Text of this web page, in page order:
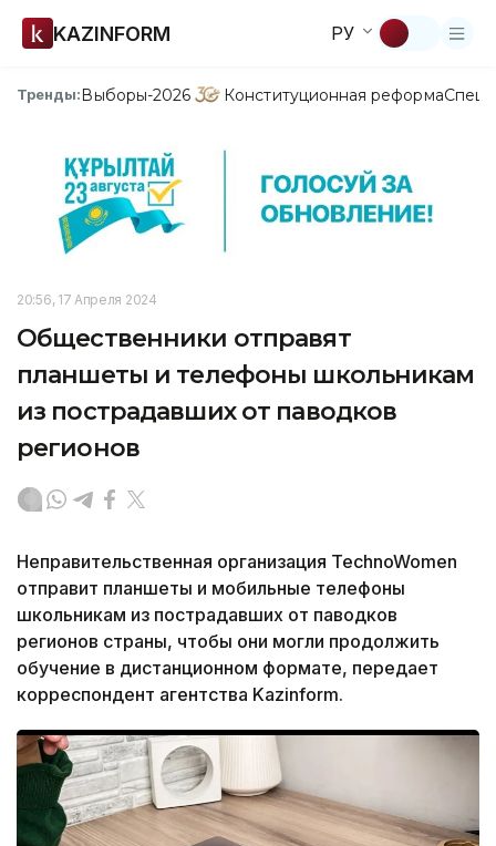
KAZINFORM РУ
Тренды:Выборы-2026 Конституционная реформа
20:56, 17 Апреля 2024
Общественники отправят
планшеты и телефоны школьникам
из пострадавших от паводков
регионов
Неправительственная организация TechnoWomen
отправит планшеты и мобильные телефоны
школьникам из пострадавших от паводков
регионов страны, чтобы они могли продолжить
обучение в дистанционном формате, передает
корреспондент агентства Kazinform.